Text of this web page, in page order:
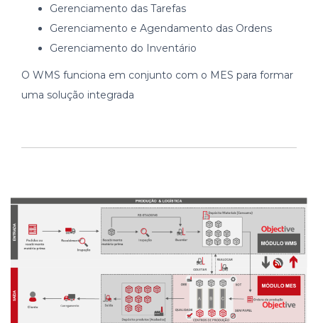
Gerenciamento das Tarefas
Gerenciamento e Agendamento das Ordens
Gerenciamento do Inventário
O WMS funciona em conjunto com o MES para formar
uma solução integrada